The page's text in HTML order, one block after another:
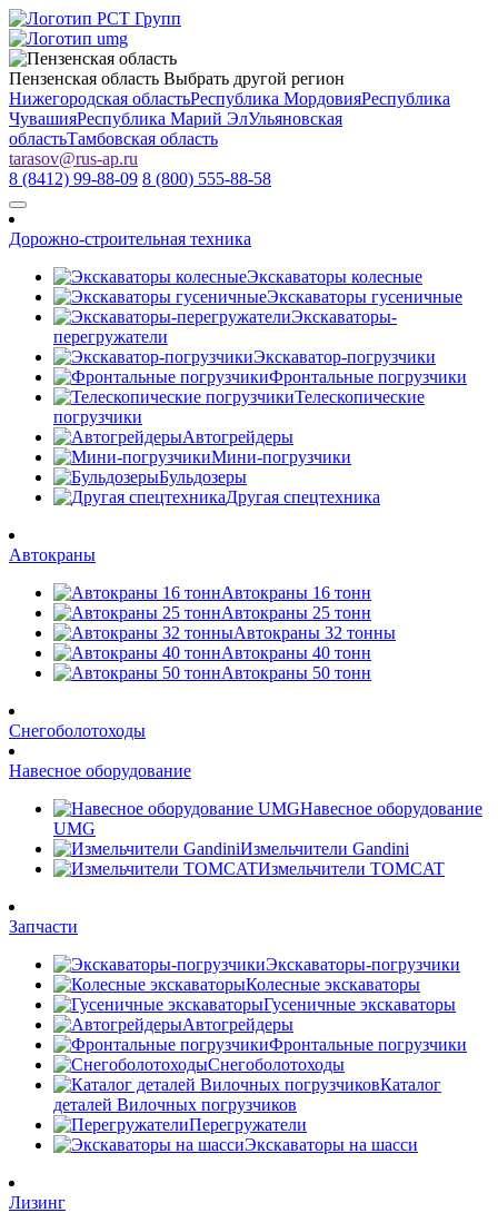
Пензенская область Выбрать другой регион
Нижегородская областьРеспублика МордовияРеспублика
ЧувашияРеспублика Марий ЭлУльяновская
областьТамбовская область
tarasov@rus-ap.ru
8 (8412) 99-88-09 8 (800) 555-88-58
Дорожно-строительная техника
Экскаваторы колесные
Экскаваторы гусеничные
Экскаваторы-
перегружатели
Экскаватор-погрузчики
Фронтальные погрузчики
Телескопические
погрузчики
Автогрейдеры
Мини-погрузчики
Бульдозеры
Другая спецтехника
Автокраны
Автокраны 16 тонн
Автокраны 25 тонн
Автокраны 32 тонны
Автокраны 40 тонн
Автокраны 50 тонн
Снегоболотоходы
Навесное оборудование
Навесное оборудование
UMG
Измельчители Gandini
Измельчители TOMCAT
Запчасти
Экскаваторы-погрузчики
Колесные экскаваторы
Гусеничные экскаваторы
Автогрейдеры
Фронтальные погрузчики
Снегоболотоходы
Каталог
деталей Вилочных погрузчиков
Перегружатели
Экскаваторы на шасси
Лизинг